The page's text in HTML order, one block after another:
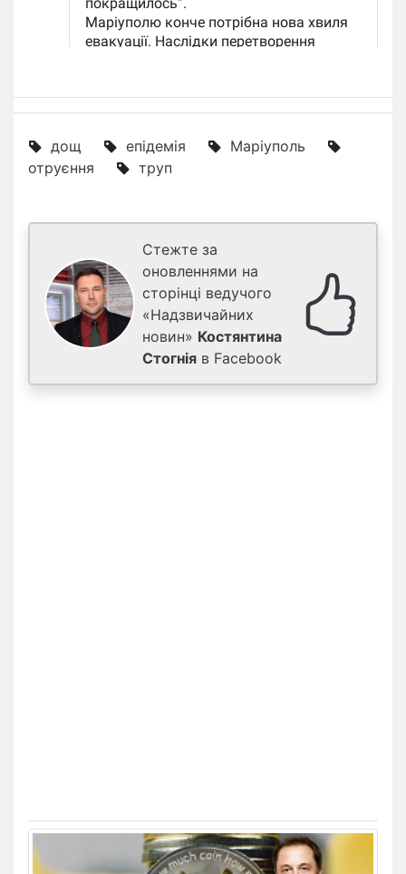
дощ епідемія
Маріуполь
отруєння
труп
Стежте за
оновленнями на
сторінці ведучого
«Надзвичайних
новин» Костянтина
Стогнія в Facebook